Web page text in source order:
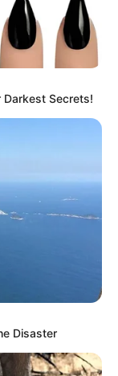
Darkest Secrets!
Disaster